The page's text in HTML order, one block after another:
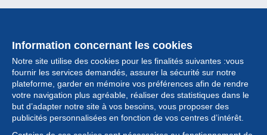
Information concernant les cookies
Notre site utilise des cookies pour les finalités suivantes :vous
fournir les services demandés, assurer la sécurité sur notre
plateforme, garder en mémoire vos préférences afin de rendre
votre navigation plus agréable, réaliser des statistiques dans le
but d’adapter notre site à vos besoins, vous proposer des
publicités personnalisées en fonction de vos centres d’intérêt.
Collection